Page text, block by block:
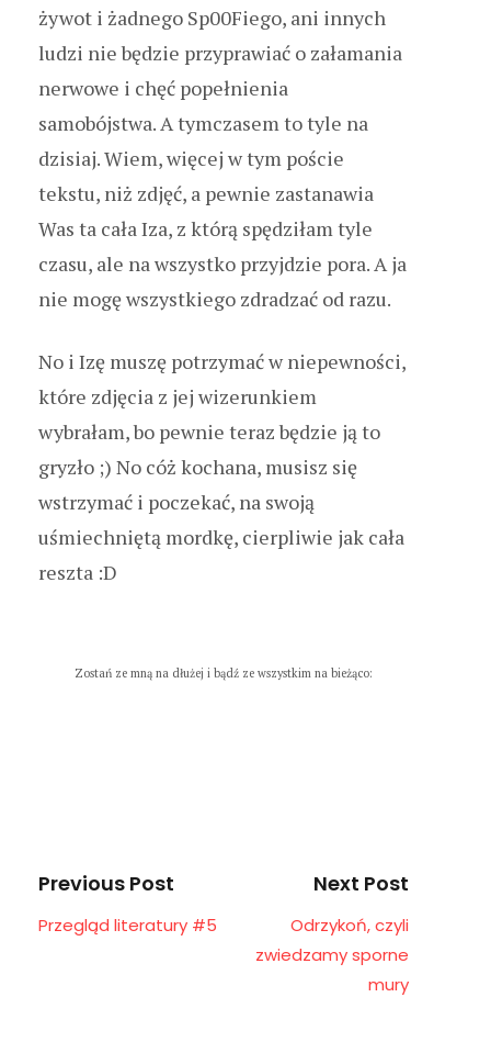
żywot i żadnego Sp00Fiego, ani innych
ludzi nie będzie przyprawiać o załamania
nerwowe i chęć popełnienia
samobójstwa. A tymczasem to tyle na
dzisiaj. Wiem, więcej w tym poście
tekstu, niż zdjęć, a pewnie zastanawia
Was ta cała Iza, z którą spędziłam tyle
czasu, ale na wszystko przyjdzie pora. A ja
nie mogę wszystkiego zdradzać od razu.
No i Izę muszę potrzymać w niepewności,
które zdjęcia z jej wizerunkiem
wybrałam, bo pewnie teraz będzie ją to
gryzło ;) No cóż kochana, musisz się
wstrzymać i poczekać, na swoją
uśmiechniętą mordkę, cierpliwie jak cała
reszta :D
Zostań ze mną na dłużej i bądź ze wszystkim na bieżąco:
Previous Post
Przegląd literatury #5
Next Post
Odrzykoń, czyli
zwiedzamy sporne
mury